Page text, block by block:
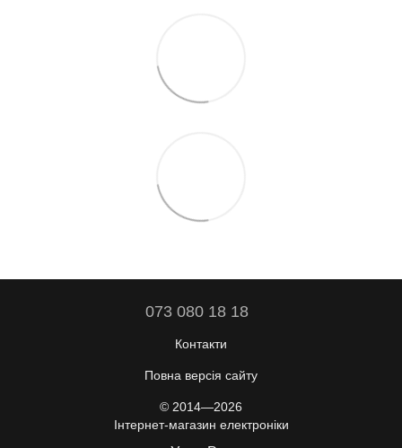
073 080 18 18
Контакти
Повна версія сайту
© 2014—2026
Інтернет-магазин електроніки